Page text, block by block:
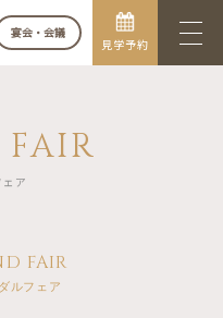
宴会・会議
見学予約
ア
FAIR
ルフェア